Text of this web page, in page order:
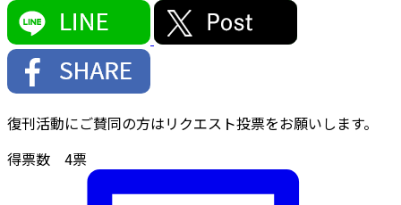
復刊活動にご賛同の方はリクエスト投票をお願いします。
得票数 4票